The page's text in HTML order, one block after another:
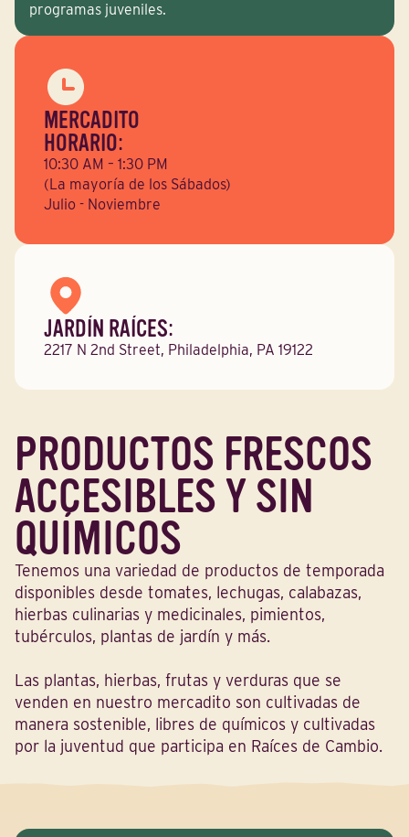
programas juveniles.
MERCADITO
HORARIO:
10:30 AM – 1:30 PM
(La mayoría de los Sábados)
Julio - Noviembre
JARDÍN RAÍCES:
2217 N 2nd Street, Philadelphia, PA 19122
PRODUCTOS FRESCOS
ACCESIBLES Y SIN
QUÍMICOS
Tenemos una variedad de productos de temporada
disponibles desde tomates, lechugas, calabazas,
hierbas culinarias y medicinales, pimientos,
tubérculos, plantas de jardín y más.
Las plantas, hierbas, frutas y verduras que se
venden en nuestro mercadito son cultivadas de
manera sostenible, libres de químicos y cultivadas
por la juventud que participa en Raíces de Cambio.